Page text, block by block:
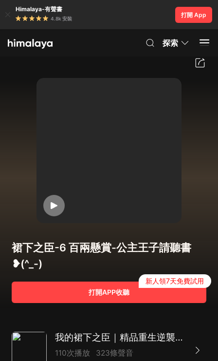
Himalaya-有聲書
4.8k 安裝
打開 App
探索
裙下之臣-6 百兩懸賞-公主王子請聽書
❥(^_-)
打開APP收聽
新人領7天免費試用
我的裙下之臣｜精品重生逆襲｜大女主雙潔雙強｜古言多人劇
110次播放 323條聲音